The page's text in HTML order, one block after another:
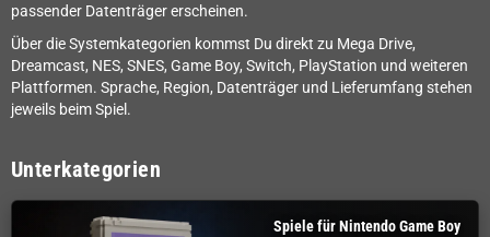
passender Datenträger erscheinen.
Über die Systemkategorien kommst Du direkt zu Mega Drive,
Dreamcast, NES, SNES, Game Boy, Switch, PlayStation und weiteren
Plattformen. Sprache, Region, Datenträger und Lieferumfang stehen
jeweils beim Spiel.
Unterkategorien
Spiele für Nintendo Game Boy